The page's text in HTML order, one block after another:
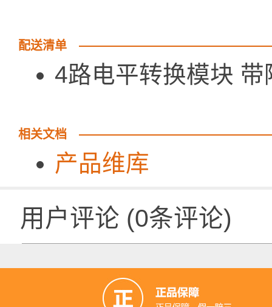
配送清单
4路电平转换模块
相关文档
产品维库
用户评论 (0条评论)